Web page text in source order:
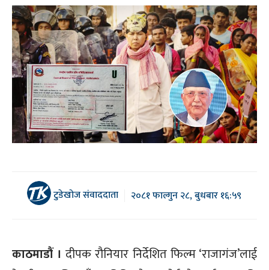
टुडेखोज संवाददाता २०८१ फाल्गुन २८, बुधबार १६:५९
काठमाडौं । दीपक रौनियार निर्देशित फिल्म ‘राजागंज’लाई